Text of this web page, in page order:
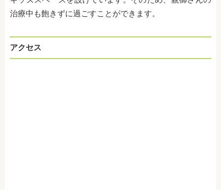
治療中も飽きずに過ごすことができます。
アクセス